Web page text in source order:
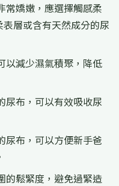
常嬌嫩，應選擇觸感柔
層或含有天然成分的尿
以減少濕氣積聚，降低
尿布，可以有效吸收尿
尿布，可以方便新手爸
的鬆緊度，避免過緊造